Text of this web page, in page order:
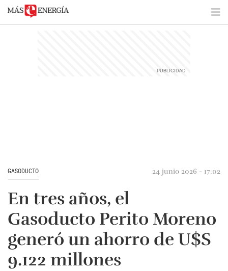
GASODUCTO 24 junio 2026 - 17:02
En tres años, el
Gasoducto Perito Moreno
generó un ahorro de U$S
9.122 millones